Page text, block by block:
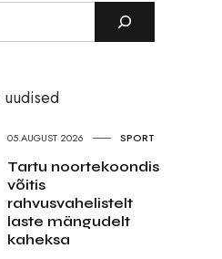
uudised
05.AUGUST 2026 SPORT
Tartu noortekoondis
võitis
rahvusvahelistelt
laste mängudelt
kaheksa